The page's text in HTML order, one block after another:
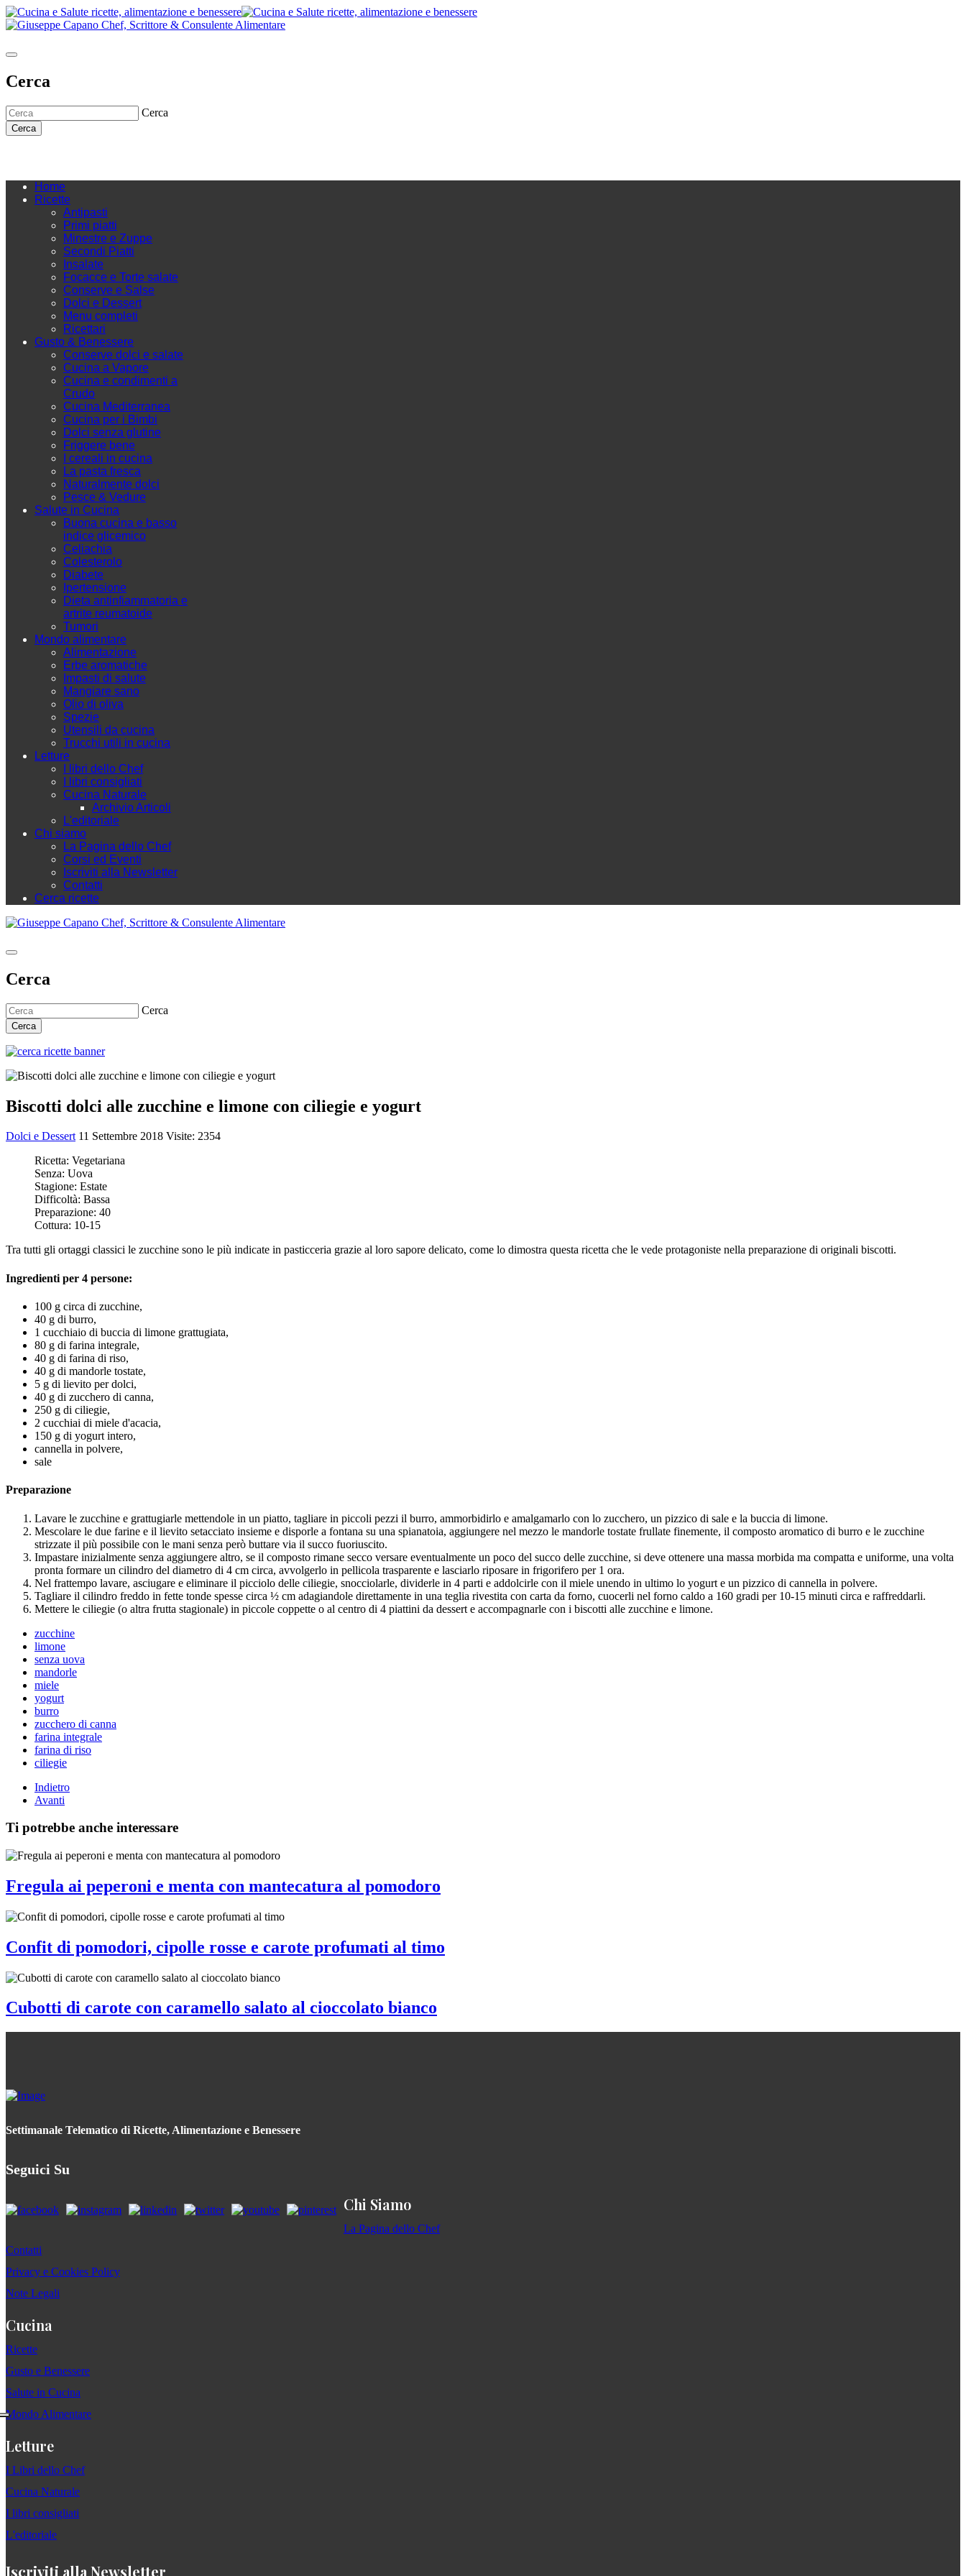
Cerca
Cerca
Cerca
Home
Ricette
Antipasti
Primi piatti
Minestre e Zuppe
Secondi Piatti
Insalate
Focacce e Torte salate
Conserve e Salse
Dolci e Dessert
Menu completi
Ricettari
Gusto & Benessere
Conserve dolci e salate
Cucina a Vapore
Cucina e condimenti a
Crudo
Cucina Mediterranea
Cucina per i Bimbi
Dolci senza glutine
Friggere bene
I cereali in cucina
La pasta fresca
Naturalmente dolci
Pesce & Vedure
Salute in Cucina
Buona cucina e basso
indice glicemico
Celiachia
Colesterolo
Diabete
Ipertensione
Dieta antinfiammatoria e
artrite reumatoide
Tumori
Mondo alimentare
Alimentazione
Erbe aromatiche
Impasti di salute
Mangiare sano
Olio di oliva
Spezie
Utensili da cucina
Trucchi utili in cucina
Letture
I libri dello Chef
I libri consigliati
Cucina Naturale
Archivio Articoli
L'editoriale
Chi siamo
La Pagina dello Chef
Corsi ed Eventi
Iscriviti alla Newsletter
Contatti
Cerca ricette
Cerca
Cerca
Cerca
Biscotti dolci alle zucchine e limone con ciliegie e yogurt
Dolci e Dessert 11 Settembre 2018 Visite: 2354
Ricetta: Vegetariana
Senza: Uova
Stagione: Estate
Difficoltà: Bassa
Preparazione: 40
Cottura: 10-15
Tra tutti gli ortaggi classici le zucchine sono le più indicate in pasticceria grazie al loro sapore delicato, come lo dimostra questa ricetta che le vede protagoniste nella preparazione di originali biscotti.
Ingredienti per 4 persone:
100 g circa di zucchine,
40 g di burro,
1 cucchiaio di buccia di limone grattugiata,
80 g di farina integrale,
40 g di farina di riso,
40 g di mandorle tostate,
5 g di lievito per dolci,
40 g di zucchero di canna,
250 g di ciliegie,
2 cucchiai di miele d'acacia,
150 g di yogurt intero,
cannella in polvere,
sale
Preparazione
Lavare le zucchine e grattugiarle mettendole in un piatto, tagliare in piccoli pezzi il burro, ammorbidirlo e amalgamarlo con lo zucchero, un pizzico di sale e la buccia di limone.
Mescolare le due farine e il lievito setacciato insieme e disporle a fontana su una spianatoia, aggiungere nel mezzo le mandorle tostate frullate finemente, il composto aromatico di burro e le zucchine
strizzate il più possibile con le mani senza però buttare via il succo fuoriuscito.
Impastare inizialmente senza aggiungere altro, se il composto rimane secco versare eventualmente un poco del succo delle zucchine, si deve ottenere una massa morbida ma compatta e uniforme, una volta
pronta formare un cilindro del diametro di 4 cm circa, avvolgerlo in pellicola trasparente e lasciarlo riposare in frigorifero per 1 ora.
Nel frattempo lavare, asciugare e eliminare il picciolo delle ciliegie, snocciolarle, dividerle in 4 parti e addolcirle con il miele unendo in ultimo lo yogurt e un pizzico di cannella in polvere.
Tagliare il cilindro freddo in fette tonde spesse circa ½ cm adagiandole direttamente in una teglia rivestita con carta da forno, cuocerli nel forno caldo a 160 gradi per 10-15 minuti circa e raffreddarli.
Mettere le ciliegie (o altra frutta stagionale) in piccole coppette o al centro di 4 piattini da dessert e accompagnarle con i biscotti alle zucchine e limone.
zucchine
limone
senza uova
mandorle
miele
yogurt
burro
zucchero di canna
farina integrale
farina di riso
ciliegie
Indietro
Avanti
Ti potrebbe anche interessare
Fregula ai peperoni e menta con mantecatura al pomodoro
Confit di pomodori, cipolle rosse e carote profumati al timo
Cubotti di carote con caramello salato al cioccolato bianco
Settimanale Telematico di Ricette, Alimentazione e Benessere
Seguici Su
Chi Siamo
La Pagina dello Chef
Contatti
Privacy e Cookies Policy
Note Legali
Cucina
Ricette
Gusto e Benessere
Salute in Cucina
Mondo Alimentare
Letture
I Libri dello Chef
Cucina Naturale
I libri consigliati
L'editoriale
Iscriviti alla Newsletter